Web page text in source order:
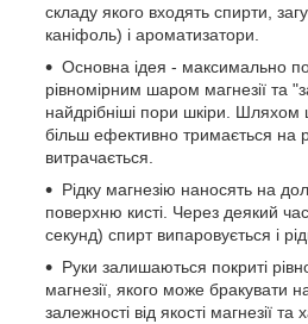
складу якого входять спирти,
каніфоль) і ароматизатори.
Основна ідея - максимально
рівномірним шаром магнезії та
найдрібніші пори шкіри. Шляхом
більш ефективно тримається на
витрачається.
Рідку магнезію наносять на
поверхню кисті. Через деякий
секунд) спирт випаровується і
Руки залишаються покриті
магнезії, якого може бракувати
залежності від якості магнезії